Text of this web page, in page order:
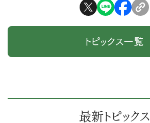
トピックス一覧
最新トピックス